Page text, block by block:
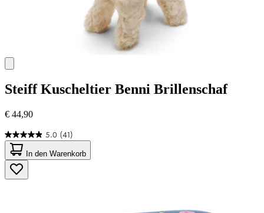
Steiff Kuscheltier Benni Brillenschaf
€ 44,90
5.0 (41)
5.0
von
5
Sternen.
41
In den Warenkorb